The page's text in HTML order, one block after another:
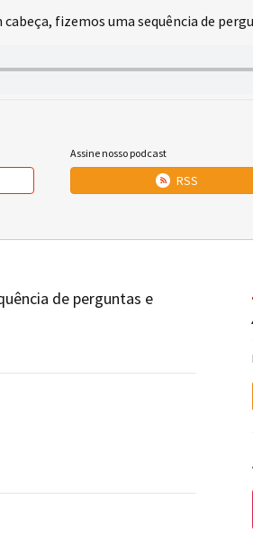
fizemos uma sequência de
Assine nosso podcast
RSS
de perguntas e